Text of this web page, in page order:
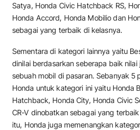
Satya, Honda Civic Hatchback RS,
Honda Accord, Honda Mobilio dan
sebagai yang terbaik di kelasnya.
Sementara di kategori lainnya yaitu
dinilai berdasarkan seberapa baik
sebuah mobil di pasaran. Sebanyak 5
Honda untuk kategori ini yaitu Honda
Hatchback, Honda City, Honda Civic
CR-V dinobatkan sebagai yang
itu, Honda juga memenangkan